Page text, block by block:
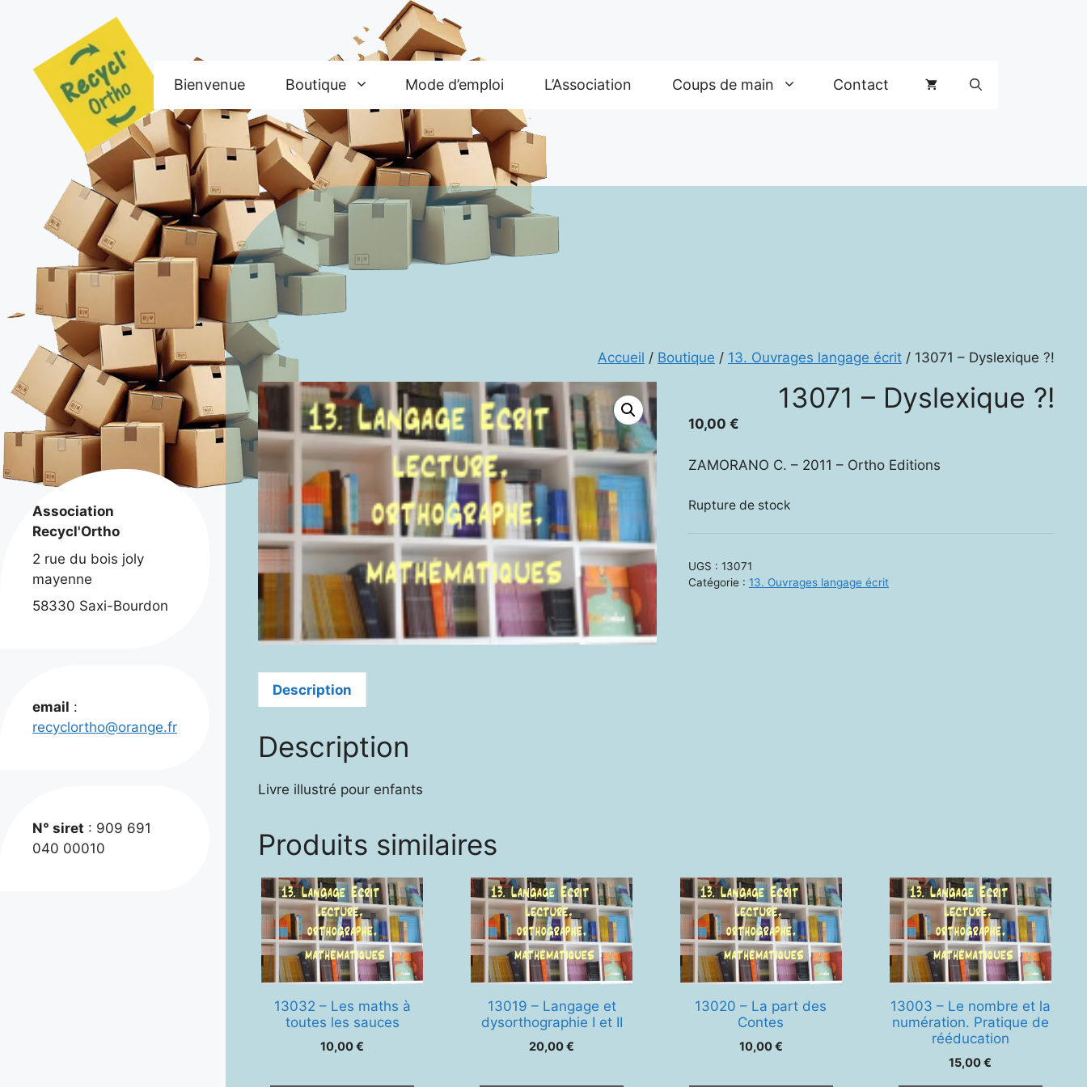
Bienvenue Boutique Mode d’emploi L’Association Coups de main Contact
Accueil / Boutique / 13. Ouvrages langage écrit / 13071 – Dyslexique ?!
13071 – Dyslexique ?!
10,00 €
ZAMORANO C. – 2011 – Ortho Editions
Rupture de stock
UGS : 13071
Catégorie : 13. Ouvrages langage écrit
Description
Description
Livre illustré pour enfants
Produits similaires
13032 – Les maths à
toutes les sauces
10,00€
13019 – Langage et
dysorthographie I et II
20,00€
13020 – La part des
Contes
10,00€
13003 – Le nombre et la
numération. Pratique de
rééducation
15,00€
Association
Recycl'Ortho
2 rue du bois joly
mayenne
58330 Saxi-Bourdon
email :
recyclortho@orange.fr
N° siret : 909 691
040 00010